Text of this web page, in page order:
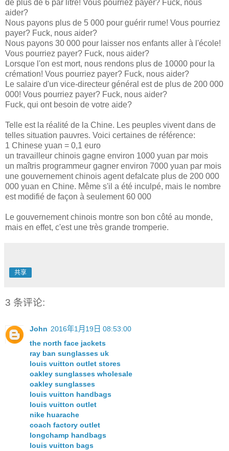
de plus de 6 par litre! Vous pourriez payer? Fuck, nous
aider?
Nous payons plus de 5 000 pour guérir rume! Vous pourriez
payer? Fuck, nous aider?
Nous payons 30 000 pour laisser nos enfants aller à l'école!
Vous pourriez payer? Fuck, nous aider?
Lorsque l'on est mort, nous rendons plus de 10000 pour la
crémation! Vous pourriez payer? Fuck, nous aider?
Le salaire d'un vice-directeur général est de plus de 200 000
000! Vous pourriez payer? Fuck, nous aider?
Fuck, qui ont besoin de votre aide?
Telle est la réalité de la Chine. Les peuples vivent dans de
telles situation pauvres. Voici certaines de référence:
1 Chinese yuan = 0,1 euro
un travailleur chinois gagne environ 1000 yuan par mois
un maîtris programmeur gagner environ 7000 yuan par mois
une gouvernement chinois agent defalcate plus de 200 000
000 yuan en Chine. Même s'il a été inculpé, mais le nombre
est modifié de façon à seulement 60 000
Le gouvernement chinois montre son bon côté au monde,
mais en effet, c'est une très grande tromperie.
共享
3 条评论:
John 2016年1月19日 08:53:00
the north face jackets
ray ban sunglasses uk
louis vuitton outlet stores
oakley sunglasses wholesale
oakley sunglasses
louis vuitton handbags
louis vuitton outlet
nike huarache
coach factory outlet
longchamp handbags
louis vuitton bags